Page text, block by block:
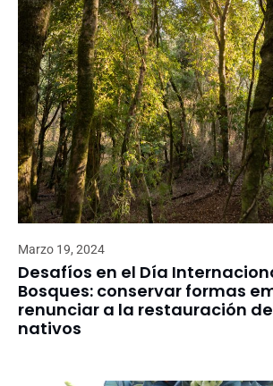
Marzo 19, 2024
Desafíos en el Día
Bosques: conservar formas
renunciar a la restauración
nativos